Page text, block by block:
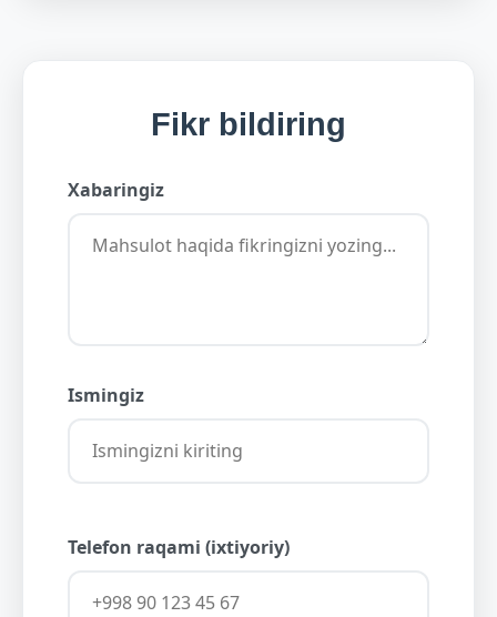
Fikr bildiring
Xabaringiz
Ismingiz
Telefon raqami (ixtiyoriy)